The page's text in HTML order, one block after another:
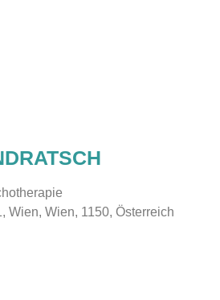
Wien, Wien, 1150, Österreich